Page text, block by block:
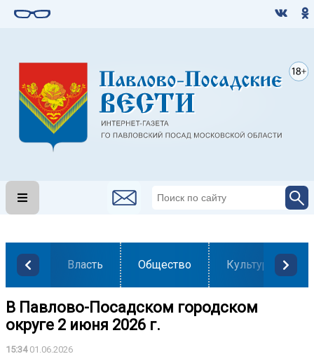
Власть Общество Культура
В Павлово-Посадском городском
округе 2 июня 2026 г.
15:3401.06.2026